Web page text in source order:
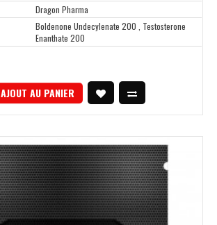
Dragon Pharma
Boldenone Undecylenate 200 , Testosterone
Enanthate 200
AJOUT AU PANIER